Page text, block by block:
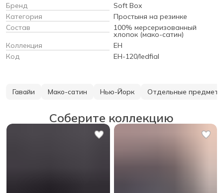
Бренд
Soft Box
Категория
Простыня на резинке
Состав
100% мерсеризованный
хлопок (мако-сатин)
Коллекция
EH
Код
EH-120/ledfial
Гавайи Мако-сатин Нью-Йорк Отдельные предметы
Соберите коллекцию